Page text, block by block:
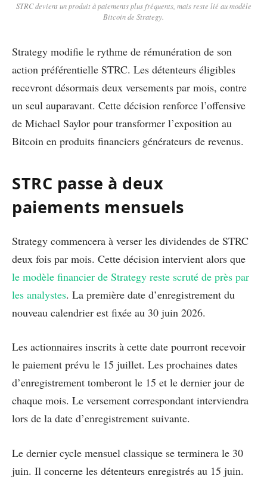
STRC devient un produit à paiements plus fréquents, mais reste lié au modèle
Bitcoin de Strategy.
Strategy modifie le rythme de rémunération de son
action préférentielle STRC. Les détenteurs éligibles
recevront désormais deux versements par mois, contre
un seul auparavant. Cette décision renforce l’offensive
de Michael Saylor pour transformer l’exposition au
Bitcoin en produits financiers générateurs de revenus.
STRC passe à deux
paiements mensuels
Strategy commencera à verser les dividendes de STRC
deux fois par mois. Cette décision intervient alors que
le modèle financier de Strategy reste scruté de près par
les analystes. La première date d’enregistrement du
nouveau calendrier est fixée au 30 juin 2026.
Les actionnaires inscrits à cette date pourront recevoir
le paiement prévu le 15 juillet. Les prochaines dates
d’enregistrement tomberont le 15 et le dernier jour de
chaque mois. Le versement correspondant interviendra
lors de la date d’enregistrement suivante.
Le dernier cycle mensuel classique se terminera le 30
juin. Il concerne les détenteurs enregistrés au 15 juin.